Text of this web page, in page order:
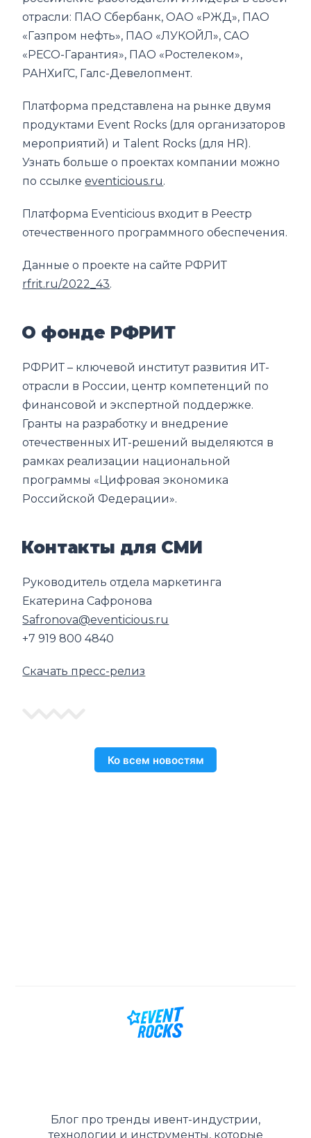
отрасли: ПАО Сбербанк, ОАО «РЖД», ПАО
«Газпром нефть», ПАО «ЛУКОЙЛ», САО
«РЕСО-Гарантия», ПАО «Ростелеком»,
РАНХиГС, Галс-Девелопмент.
Платформа представлена на рынке двумя
продуктами Event Rocks (для организаторов
мероприятий) и Talent Rocks (для HR).
Узнать больше о проектах компании можно
по ссылкеeventicious.ru.
Платформа Eventicious входит в Реестр
отечественного программного обеспечения.
Данные о проекте на сайте РФРИТ
rfrit.ru/2022_43.
О фонде РФРИТ
РФРИТ – ключевой институт развития ИТ-
отрасли в России, центр компетенций по
финансовой и экспертной поддержке.
Гранты на разработку и внедрение
отечественных ИТ-решений выделяются в
рамках реализации национальной
программы «Цифровая экономика
Российской Федерации».
Контакты для СМИ
Руководитель отдела маркетинга
Екатерина Сафронова
Safronova@eventicious.ru
+7 919 800 4840
Скачать пресс-релиз
Ко всем новостям
Блог про тренды ивент-индустрии,
технологии и инструменты, которые